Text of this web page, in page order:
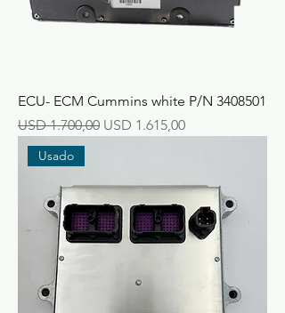
ECU- ECM Cummins white P/N 3408501
Precio
USD 1.700,00 Precio de oferta
USD 1.615,00
Usado